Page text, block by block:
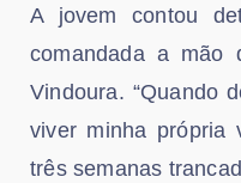
A jovem contou
comandada a mão
Vindoura. “Quando
viver minha própria
três semanas